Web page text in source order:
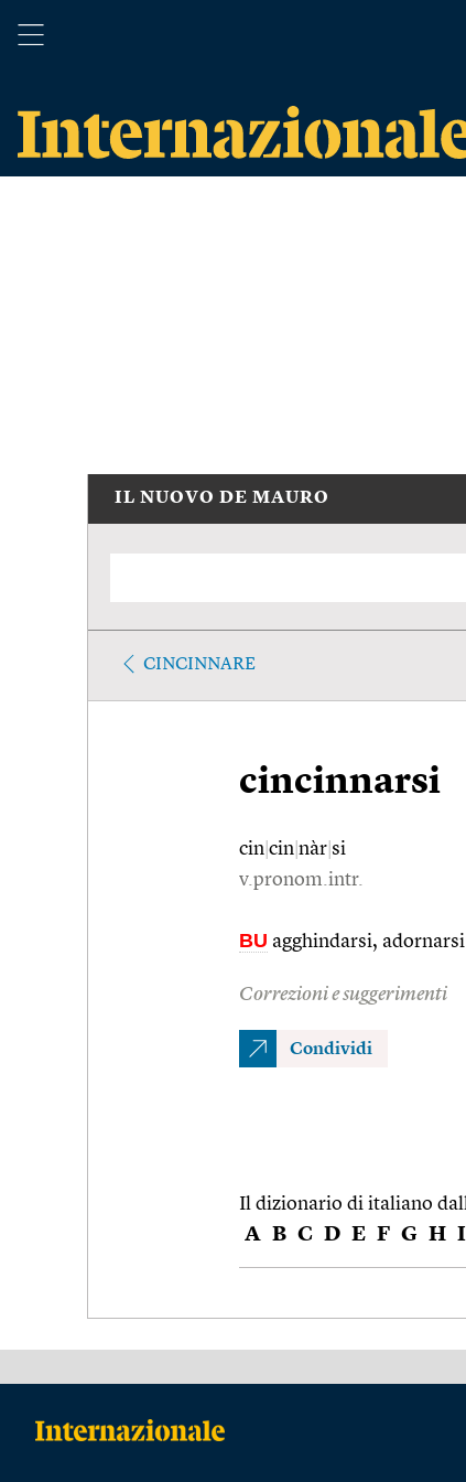
IL NUOVO DE MAURO
CINCINNARE
cincinnarsi
cin cin nàr si
v.pronom.intr.
BU agghindarsi, adornarsi
Correzioni e suggerimenti
Condividi
Il dizionario di italiano
A B C D E F G H I